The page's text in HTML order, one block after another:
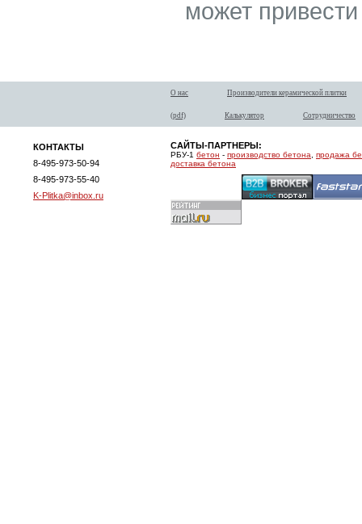
может
О нас Производители керамической плитки
(pdf) Калькулятор Сотрудничество
КОНТАКТЫ
8-495-973-50-94
8-495-973-55-40
K-Plitka@inbox.ru
САЙТЫ-ПАРТНЕРЫ:
РБУ-1 бетон - производство бетона
продажа
доставка бетона